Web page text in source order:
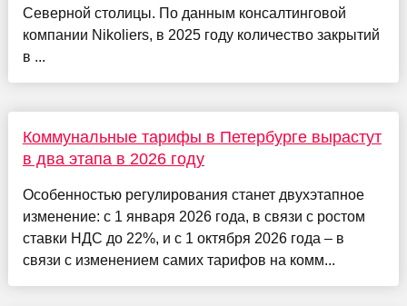
Северной столицы. По данным консалтинговой
компании Nikoliers, в 2025 году количество закрытий
в ...
Коммунальные тарифы в Петербурге вырастут
в два этапа в 2026 году
Особенностью регулирования станет двухэтапное
изменение: с 1 января 2026 года, в связи с ростом
ставки НДС до 22%, и с 1 октября 2026 года – в
связи с изменением самих тарифов на комм...